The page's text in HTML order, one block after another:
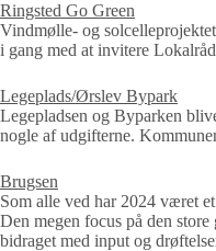
Ringsted Go Green
Vindmølle- og
i gang med at invitere
Legeplads/Ørslev Bypark
Legepladsen og Byparken
nogle af udgifterne.
Brugsen
Som alle ved har 2024 været
Den megen focus på den
bidraget med input og